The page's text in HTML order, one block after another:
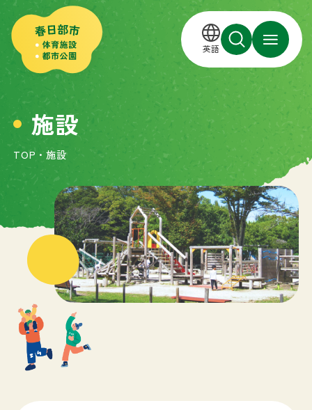
英語
施設
TOP ・施設